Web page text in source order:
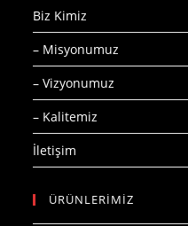
Biz Kimiz
– Misyonumuz
– Vizyonumuz
– Kalitemiz
İletişim
ÜRÜNLERİMİZ